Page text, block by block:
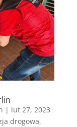
| lut 27, 2023
drogowa,